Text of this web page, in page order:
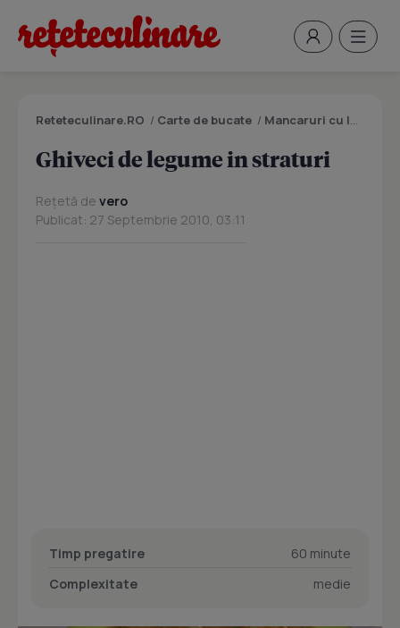
Reteteculinare.RO / Carte de bucate / Mancaruri cu legume si zarzavaturi
Ghiveci de legume in straturi
Rețetă de vero
Publicat: 27 Septembrie 2010, 03:11
Timp pregatire
60 minute
Complexitate
medie